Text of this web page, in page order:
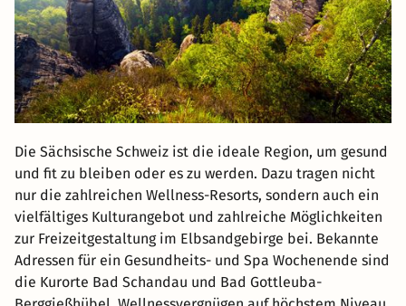
Die Sächsische Schweiz ist die ideale Region, um gesund
und fit zu bleiben oder es zu werden. Dazu tragen nicht
nur die zahlreichen Wellness-Resorts, sondern auch ein
vielfältiges Kulturangebot und zahlreiche Möglichkeiten
zur Freizeitgestaltung im Elbsandgebirge bei. Bekannte
Adressen für ein Gesundheits- und Spa Wochenende sind
die Kurorte Bad Schandau und Bad Gottleuba-